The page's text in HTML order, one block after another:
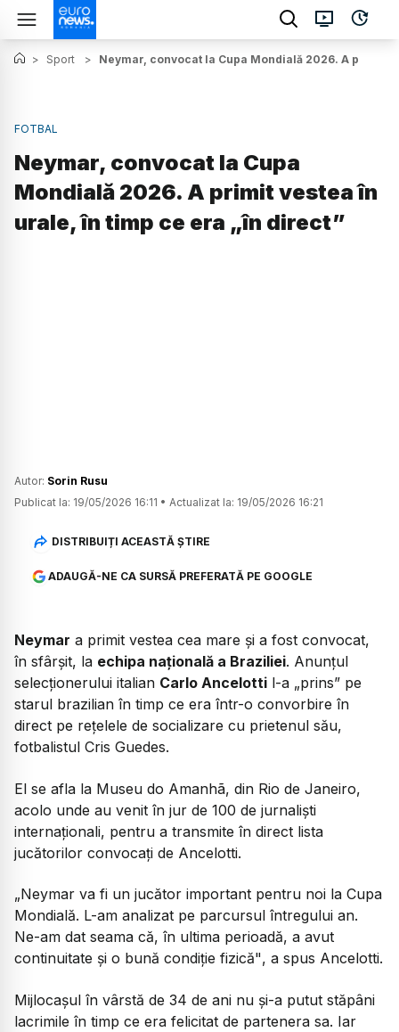
> Sport > Neymar, convocat la Cupa Mondială 2026. A primit
FOTBAL
Neymar, convocat la Cupa
Mondială 2026. A primit vestea în
urale, în timp ce era „în direct”
Autor: Sorin Rusu
Publicat la: 19/05/2026 16:11 • Actualizat la: 19/05/2026 16:21
DISTRIBUIȚI ACEASTĂ ȘTIRE
ADAUGĂ-NE CA SURSĂ PREFERATĂ PE GOOGLE
Neymar a primit vestea cea mare și a fost convocat,
în sfârșit, la echipa națională a Braziliei. Anunțul
selecționerului italian Carlo Ancelotti l-a „prins” pe
starul brazilian în timp ce era într-o convorbire în
direct pe rețelele de socializare cu prietenul său,
fotbalistul Cris Guedes.
El se afla la Museu do Amanhã, din Rio de Janeiro,
acolo unde au venit în jur de 100 de jurnaliști
internaționali, pentru a transmite în direct lista
jucătorilor convocați de Ancelotti.
„Neymar va fi un jucător important pentru noi la Cupa
Mondială. L-am analizat pe parcursul întregului an.
Ne-am dat seama că, în ultima perioadă, a avut
continuitate și o bună condiție fizică", a spus Ancelotti.
Mijlocașul în vârstă de 34 de ani nu și-a putut stăpâni
lacrimile în timp ce era felicitat de partenera sa. Iar